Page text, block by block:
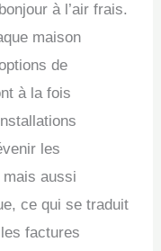
à l’air frais.
maison
de
à la fois
les
aussi
ce qui se traduit
factures